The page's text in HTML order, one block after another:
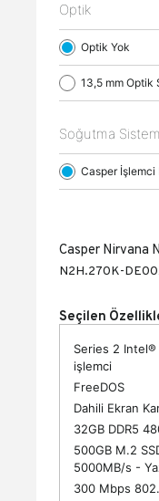
Optik
Optik Yok
13,5 mm Optik
Soğutma
Casper İşlemci
Casper Nirvana
N2H.270K-
Seçilen
Series 2 Intel®
işlemci
FreeDOS
Dahili Ekran
32GB DDR5
500GB M.2
5000MB/s -
300 Mbps